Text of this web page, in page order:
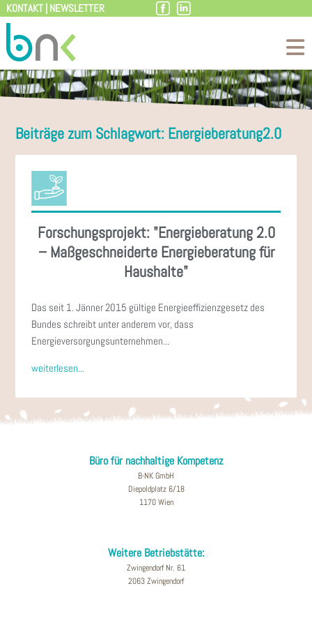
Zum
Inhalt
KONTAKT| NEWSLETTER
Beiträge zum Schlagwort: Energieberatung2.0
Forschungsprojekt: "Energieberatung 2.0
– Maßgeschneiderte Energieberatung für
Haushalte"
Das seit 1. Jänner 2015 gültige Energieeffizienzgesetz des
Bundes schreibt unter anderem vor, dass
Energieversorgungsunternehmen...
weiterlesen...
Büro für nachhaltige Kompetenz
B-NK GmbH
Diepoldplatz 6/18
1170 Wien
Weitere Betriebstätte:
Zwingendorf Nr. 61
2063 Zwingendorf